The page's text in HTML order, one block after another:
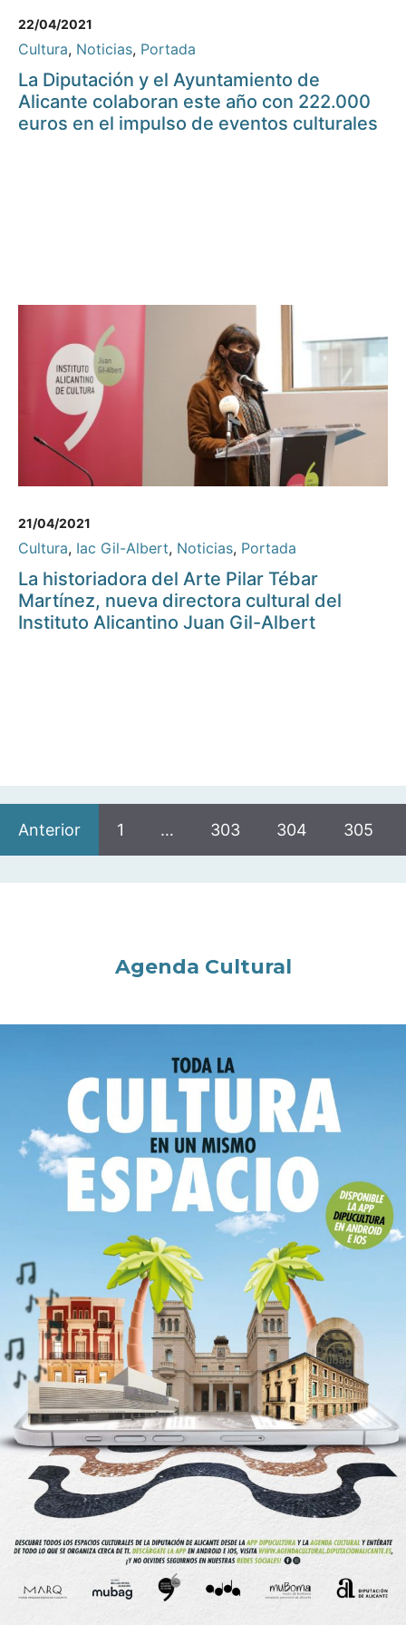
22/04/2021
Cultura, Noticias, Portada
La Diputación y el Ayuntamiento de
Alicante colaboran este año con 222.000
euros en el impulso de eventos culturales
21/04/2021
Cultura, Iac Gil-Albert, Noticias, Portada
La historiadora del Arte Pilar Tébar
Martínez, nueva directora cultural del
Instituto Alicantino Juan Gil-Albert
Anterior 1 … 303 304 305
Agenda Cultural